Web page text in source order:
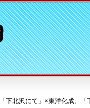
下北沢にて」×東洋化成、